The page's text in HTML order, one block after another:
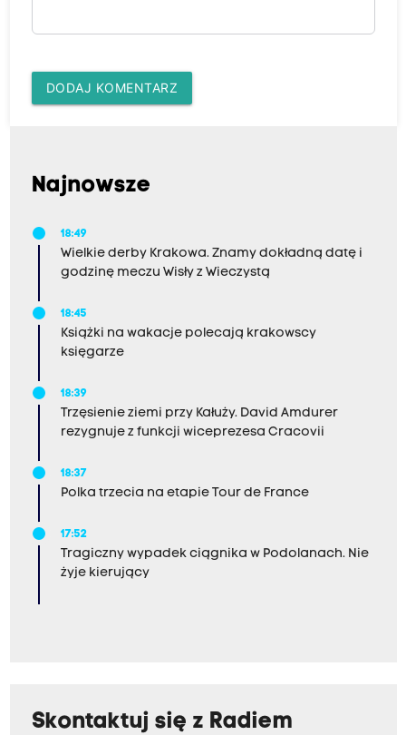
DODAJ KOMENTARZ
Najnowsze
18:49
Wielkie derby Krakowa. Znamy dokładną datę i
godzinę meczu Wisły z Wieczystą
18:45
Książki na wakacje polecają krakowscy
księgarze
18:39
Trzęsienie ziemi przy Kałuży. David Amdurer
rezygnuje z funkcji wiceprezesa Cracovii
18:37
Polka trzecia na etapie Tour de France
17:52
Tragiczny wypadek ciągnika w Podolanach. Nie
żyje kierujący
Skontaktuj się z Radiem